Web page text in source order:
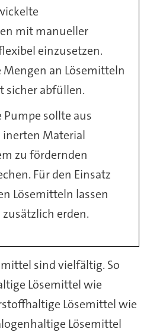
mit manueller
einzusetzen.
an Lösemitteln
sicher abfüllen.
sollte aus
Material
zu fördernden
Für den Einsatz
Lösemitteln lassen
erden.
sind vielfältig. So
Lösemittel wie
Lösemittel wie
Lösemittel